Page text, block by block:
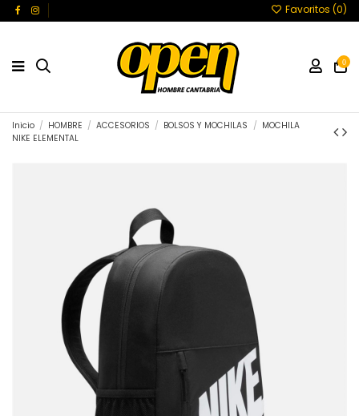
Favoritos (0)
0
Inicio HOMBRE ACCESORIOS BOLSOS Y MOCHILAS
MOCHILA
NIKE ELEMENTAL